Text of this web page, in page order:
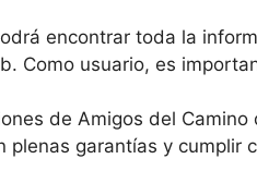
encontrar toda la
Como usuario, es
de Amigos del
plenas garantías y